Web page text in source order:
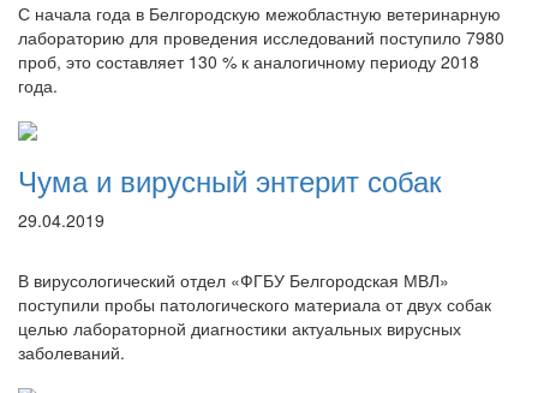
С начала года в Белгородскую межобластную ветеринарную
лабораторию для проведения исследований поступило 7980
проб, это составляет 130 % к аналогичному периоду 2018
года.
Чума и вирусный энтерит собак
29.04.2019
В вирусологический отдел «ФГБУ Белгородская МВЛ»
поступили пробы патологического материала от двух собак
целью лабораторной диагностики актуальных вирусных
заболеваний.